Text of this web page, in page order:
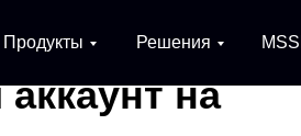
Продукты Решения
на